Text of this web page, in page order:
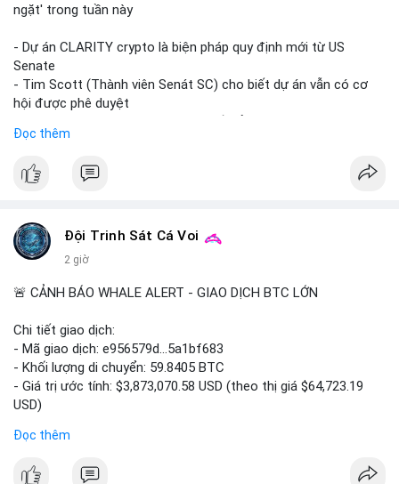
ngặt' trong tuần này
- Dự án CLARITY crypto là biện pháp quy định mới từ US
Senate
- Tim Scott (Thành viên Senát SC) cho biết dự án vẫn có cơ
hội được phê duyệt
- Có thể ảnh hưởng đến môi trường quy định crypto tại Mỹ
$btc $eth
📰 Nguồn: Cointelegraph
Đọc thêm
Đội Trinh Sát Cá Voi
2 giờ
🚨 CẢNH BÁO WHALE ALERT - GIAO DỊCH BTC LỚN
Chi tiết giao dịch:
- Mã giao dịch: e956579d...5a1bf683
- Khối lượng di chuyển: 59.8405 BTC
- Giá trị ước tính: $3,873,070.58 USD (theo thị giá $64,723.19
USD)
kích hoạt di chuyển trong mempool. Với quy mô này, khả năng
Đọc thêm